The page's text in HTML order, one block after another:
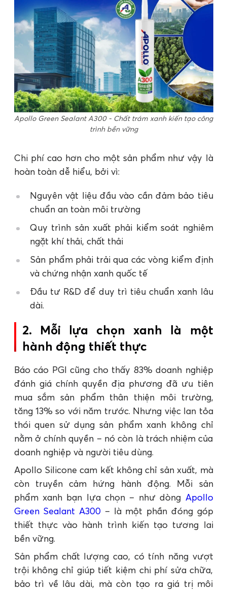
Apollo Green Sealant A300 - Chất trám xanh kiến tạo công
trình bền vững
Chi phí cao hơn cho một sản phẩm như vậy là
hoàn toàn dễ hiểu, bởi vì:
Nguyên vật liệu đầu vào cần đảm bảo tiêu
chuẩn an toàn môi trường
Quy trình sản xuất phải kiểm soát nghiêm
ngặt khí thải, chất thải
Sản phẩm phải trải qua các vòng kiểm định
và chứng nhận xanh quốc tế
Đầu tư R&D để duy trì tiêu chuẩn xanh lâu
dài.
2. Mỗi lựa chọn xanh là một
hành động thiết thực
Báo cáo PGI cũng cho thấy 83% doanh nghiệp
đánh giá chính quyền địa phương đã ưu tiên
mua sắm sản phẩm thân thiện môi trường,
tăng 13% so với năm trước. Nhưng việc lan tỏa
thói quen sử dụng sản phẩm xanh không chỉ
nằm ở chính quyền – nó còn là trách nhiệm của
doanh nghiệp và người tiêu dùng.
Apollo Silicone cam kết không chỉ sản xuất, mà
còn truyền cảm hứng hành động. Mỗi sản
phẩm xanh bạn lựa chọn – như dòng Apollo
Green Sealant A300 – là một phần đóng góp
thiết thực vào hành trình kiến tạo tương lai
bền vững.
Sản phẩm chất lượng cao, có tính năng vượt
trội không chỉ giúp tiết kiệm chi phí sửa chữa,
bảo trì về lâu dài, mà còn tạo ra giá trị môi